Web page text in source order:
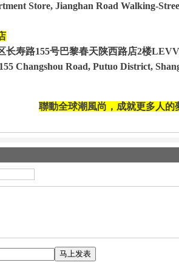
Store, Jianghan Road Walking-
长寿路155号巴黎春天陕西路店2楼
Changshou Road, Putuo District,
聯動全球潮風尚，成就更多人的